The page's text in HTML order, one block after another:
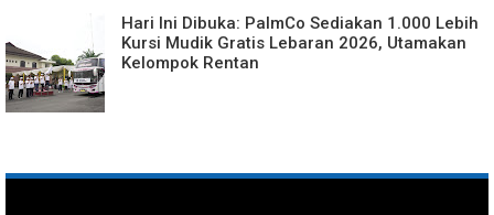
Hari Ini Dibuka: PalmCo Sediakan 1.000 Lebih
Kursi Mudik Gratis Lebaran 2026, Utamakan
Kelompok Rentan